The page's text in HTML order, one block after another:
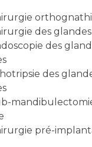
des glandes
pré-